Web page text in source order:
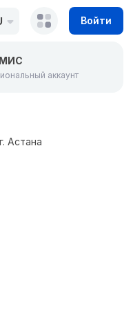
Войти
МИС
аккаунт
Астана